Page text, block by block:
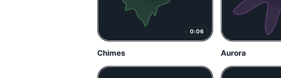
0:06
Chimes Aurora